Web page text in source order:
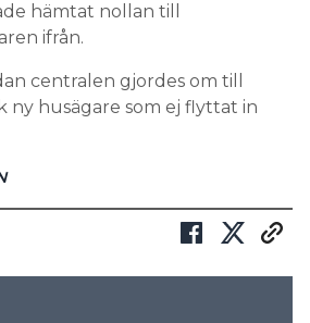
hämtat nollan till
ifrån.
centralen gjordes om till
ny husägare som ej flyttat in